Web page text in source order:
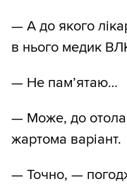
— А до якого
в нього медик
— Не пам’ятаю…
— Може, до
жартома варіант.
— Точно, —